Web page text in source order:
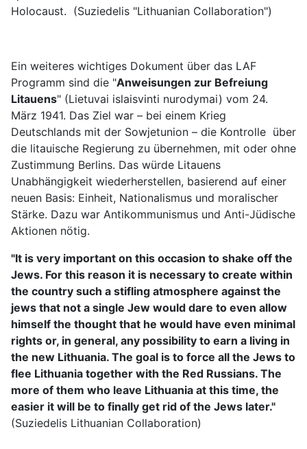
Holocaust. (Suziedelis "Lithuanian Collaboration")
Ein weiteres wichtiges Dokument über das LAF
Programm sind die "Anweisungen zur Befreiung
Litauens" (Lietuvai islaisvinti nurodymai) vom 24.
März 1941. Das Ziel war – bei einem Krieg
Deutschlands mit der Sowjetunion – die Kontrolle über
die litauische Regierung zu übernehmen, mit oder ohne
Zustimmung Berlins. Das würde Litauens
Unabhängigkeit wiederherstellen, basierend auf einer
neuen Basis: Einheit, Nationalismus und moralischer
Stärke. Dazu war Antikommunismus und Anti-Jüdische
Aktionen nötig.
"It is very important on this occasion to shake off the
Jews. For this reason it is necessary to create within
the country such a stifling atmosphere against the
jews that not a single Jew would dare to even allow
himself the thought that he would have even minimal
rights or, in general, any possibility to earn a living in
the new Lithuania. The goal is to force all the Jews to
flee Lithuania together with the Red Russians. The
more of them who leave Lithuania at this time, the
easier it will be to finally get rid of the Jews later."
(Suziedelis Lithuanian Collaboration)